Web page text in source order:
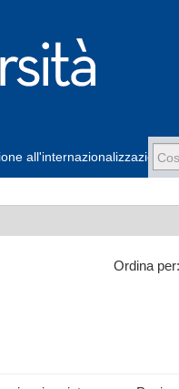
all'internazionalizzazione
Ordina per: